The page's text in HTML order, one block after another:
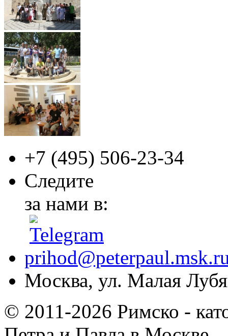
+7 (495) 506-23-34
Следите
за нами в:
Москва, ул. Малая
© 2011-2026 Римско -